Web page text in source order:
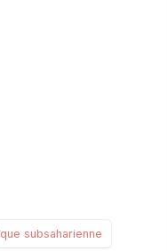
subsaharienne